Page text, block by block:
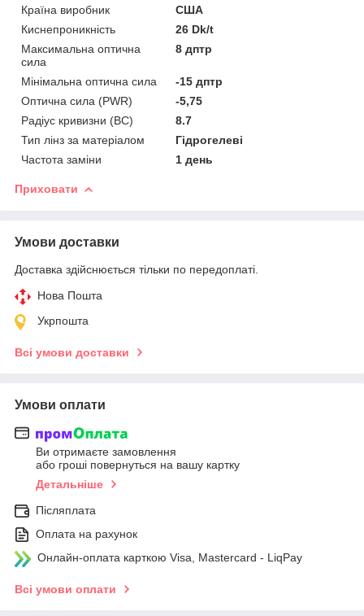
Країна виробник
США
Киснепроникність
26 Dk/t
Максимальна оптична
сила
8 дптр
Мінімальна оптична сила
-15 дптр
Оптична сила (PWR)
-5,75
Радіус кривизни (BC)
8.7
Тип лінз за матеріалом
Гідрогелеві
Частота заміни
1 день
Приховати
Умови доставки
Доставка здійснюється тільки по передоплаті.
Нова Пошта
Укрпошта
Всі умови доставки
Умови оплати
Ви отримаєте замовлення
або гроші повернуться на вашу картку
Детальніше
Післяплата
Оплата на рахунок
Онлайн-оплата карткою Visa, Mastercard - LiqPay
Всі умови оплати